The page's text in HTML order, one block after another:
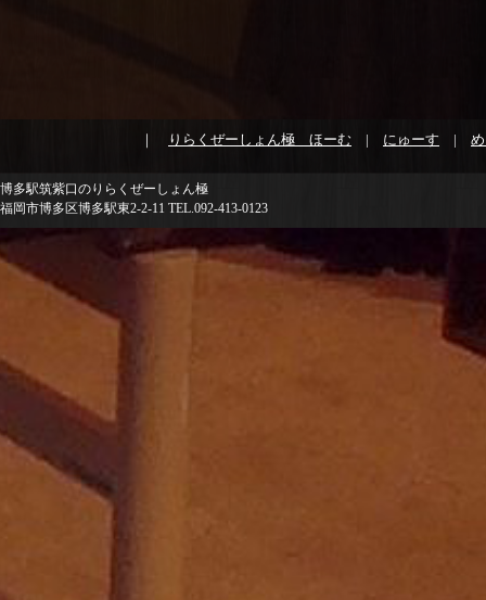
｜ りらくぜーしょん極 ほーむ | にゅーす |
博多駅筑紫口のりらくぜーしょん極
福岡市博多区博多駅東2-2-11 TEL.092-413-0123